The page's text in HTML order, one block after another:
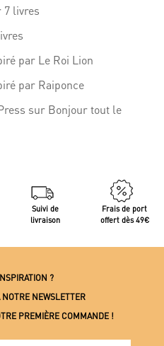
7 livres
par Le Roi Lion
par Raiponce
sur Bonjour tout le
Suivi de
livraison
Frais de port
offert dès 49€
?
NEWSLETTER
PREMIÈRE COMMANDE !